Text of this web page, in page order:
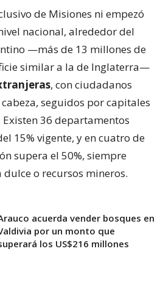
de Misiones ni empezó
nacional, alrededor del
—más de 13 millones de
similar a la de Inglaterra—
, con ciudadanos
seguidos por capitales
36 departamentos
15% vigente, y en cuatro de
supera el 50%, siempre
dulce o recursos mineros.
acuerda vender bosques en
por un monto que
los US$216 millones